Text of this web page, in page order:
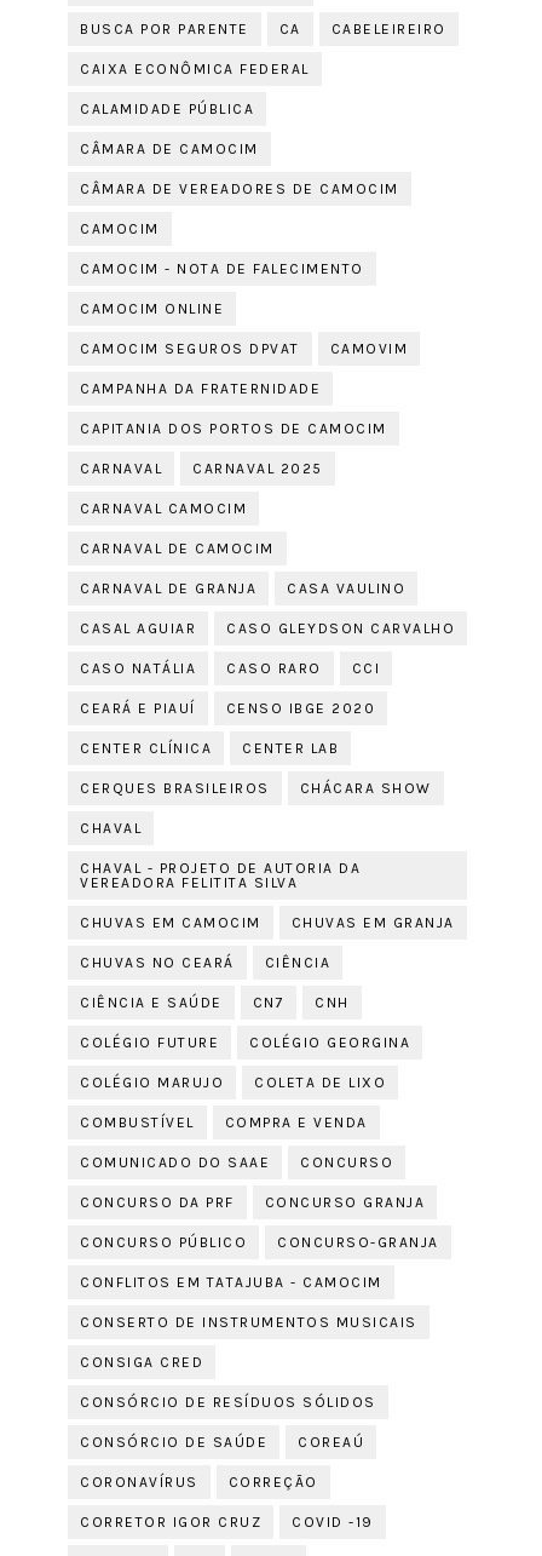
BUSCA POR PARENTE CA CABELEIREIRO
CAIXA ECONÔMICA FEDERAL
CALAMIDADE PÚBLICA
CÂMARA DE CAMOCIM
CÂMARA DE VEREADORES DE CAMOCIM
CAMOCIM
CAMOCIM - NOTA DE FALECIMENTO
CAMOCIM ONLINE
CAMOCIM SEGUROS DPVAT CAMOVIM
CAMPANHA DA FRATERNIDADE
CAPITANIA DOS PORTOS DE CAMOCIM
CARNAVAL CARNAVAL 2025
CARNAVAL CAMOCIM
CARNAVAL DE CAMOCIM
CARNAVAL DE GRANJA CASA VAULINO
CASAL AGUIAR CASO GLEYDSON CARVALHO
CASO NATÁLIA CASO RARO CCI
CEARÁ E PIAUÍ CENSO IBGE 2020
CENTER CLÍNICA CENTER LAB
CERQUES BRASILEIROS CHÁCARA SHOW
CHAVAL
CHAVAL - PROJETO DE AUTORIA DA
VEREADORA FELITITA SILVA
CHUVAS EM CAMOCIM CHUVAS EM GRANJA
CHUVAS NO CEARÁ CIÊNCIA
CIÊNCIA E SAÚDE CN7 CNH
COLÉGIO FUTURE COLÉGIO GEORGINA
COLÉGIO MARUJO COLETA DE LIXO
COMBUSTÍVEL COMPRA E VENDA
COMUNICADO DO SAAE CONCURSO
CONCURSO DA PRF CONCURSO GRANJA
CONCURSO PÚBLICO CONCURSO-GRANJA
CONFLITOS EM TATAJUBA - CAMOCIM
CONSERTO DE INSTRUMENTOS MUSICAIS
CONSIGA CRED
CONSÓRCIO DE RESÍDUOS SÓLIDOS
CONSÓRCIO DE SAÚDE COREAÚ
CORONAVÍRUS CORREÇÃO
CORRETOR IGOR CRUZ COVID -19